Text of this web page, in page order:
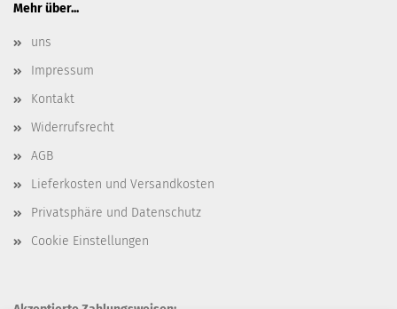
Mehr über...
uns
Impressum
Kontakt
Widerrufsrecht
AGB
Lieferkosten und Versandkosten
Privatsphäre und Datenschutz
Cookie Einstellungen